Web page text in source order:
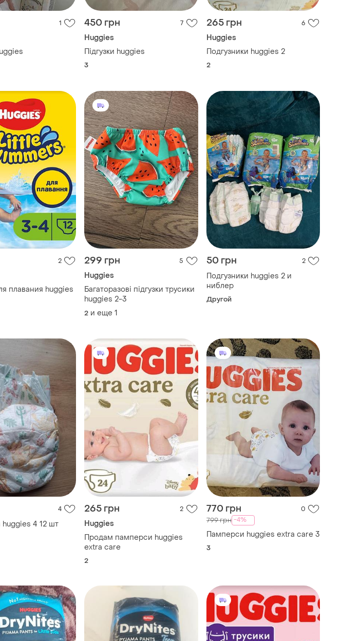
1 450 грн 7
Huggies
Підгузки huggies
3
265 грн 6
Huggies
Подгузники huggies 2
2
2
плавания huggies
299 грн 5
Huggies
Багаторазові підгузки трусики
huggies 2-3
2 и еще 1
50 грн 2
Подгузники huggies 2 и
ниблер
Другой
4
Памперси huggies 4 12 шт
265 грн 2
Huggies
Продам памперси huggies
extra care
2
770 грн 0
799 грн -4%
Памперси huggies extra care 3
3